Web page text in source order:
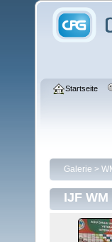
Startseite
Galerie >
IJF